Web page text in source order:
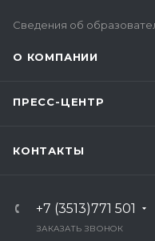
Сведения об
О КОМПАНИИ
ПРЕСС-ЦЕНТР
КОНТАКТЫ
+7 (3513)771 501
ЗАКАЗАТЬ ЗВОНОК